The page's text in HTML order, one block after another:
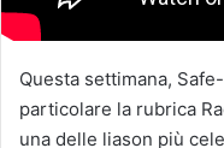
Questa settimana,
particolare la rubrica
una delle liason più